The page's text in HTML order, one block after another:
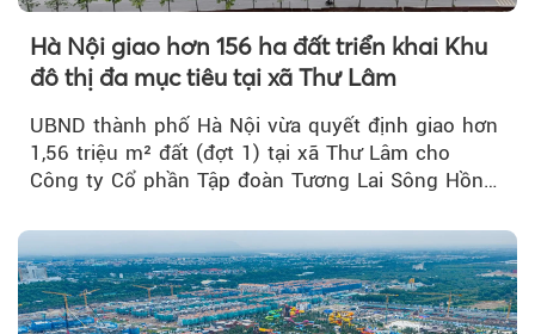
Hà Nội giao hơn 156 ha đất triển khai Khu
đô thị đa mục tiêu tại xã Thư Lâm
UBND thành phố Hà Nội vừa quyết định giao hơn
1,56 triệu m² đất (đợt 1) tại xã Thư Lâm cho
Công ty Cổ phần Tập đoàn Tương Lai Sông Hồng